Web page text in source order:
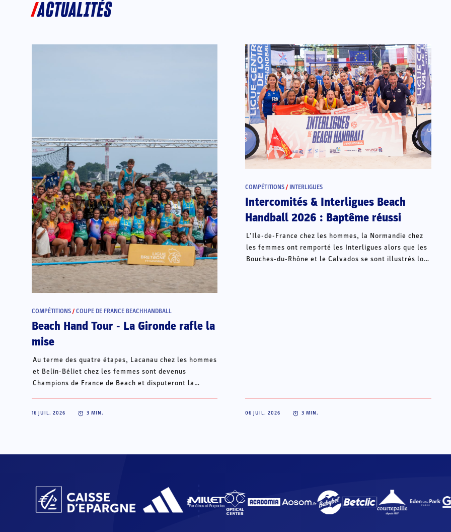
ACTUALITÉS
COMPÉTITIONS /COUPE DE FRANCE BEACHHANDBALL
Beach Hand Tour - La Gironde rafle la
mise
Au terme des quatre étapes, Lacanau chez les hommes
et Belin-Béliet chez les femmes sont devenus
Champions de France de Beach et disputeront la
16 JUIL. 2026 3 MIN.
COMPÉTITIONS / INTERLIGUES
Intercomités & Interligues Beach
Handball 2026 : Baptême réussi
L’Ile-de-France chez les hommes, la Normandie chez
les femmes ont remporté les Interligues alors que les
Bouches-du-Rhône et le Calvados se sont illustrés lors
06 JUIL. 2026 3 MIN.